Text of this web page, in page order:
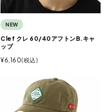
NEW
Clef クレ 60/40アフトンB.キャ
ップ
¥6,160 税込